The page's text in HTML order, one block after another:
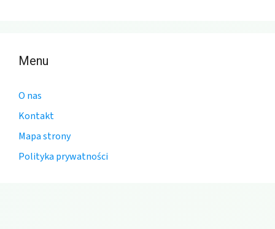
Menu
O nas
Kontakt
Mapa strony
Polityka prywatności